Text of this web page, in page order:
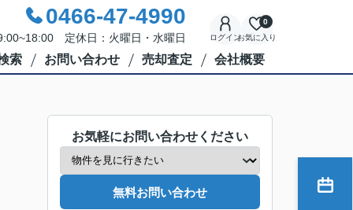
0466-47-4990
定休日：火曜日・水曜日 ログインお気に入り
0
索 お問い合わせ 売却査定 会社概要
お気軽にお問い合わせください
無料お問い合わせ